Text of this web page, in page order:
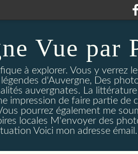
Vue par
à explorer. Vous y verrez
d'Auvergne, Des
auvergnates. La
impression de faire partie
pourrez également me
locales M'envoyer des
Voici mon adresse